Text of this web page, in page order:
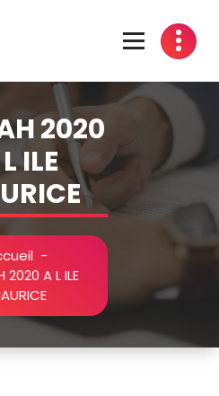
2020
ILE
-
2020 A L ILE